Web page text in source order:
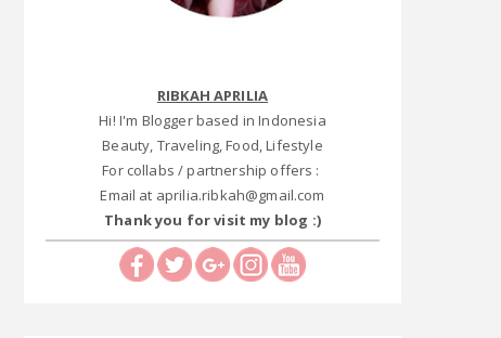
RIBKAH APRILIA
Hi! I'm Blogger based in Indonesia
Beauty, Traveling, Food, Lifestyle
For collabs / partnership offers :
Email at aprilia.ribkah@gmail.com
Thank you for visit my blog :)